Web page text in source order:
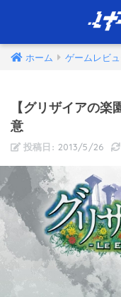
ホーム ゲームレビ
【グリザイアの
意
2013/5/26